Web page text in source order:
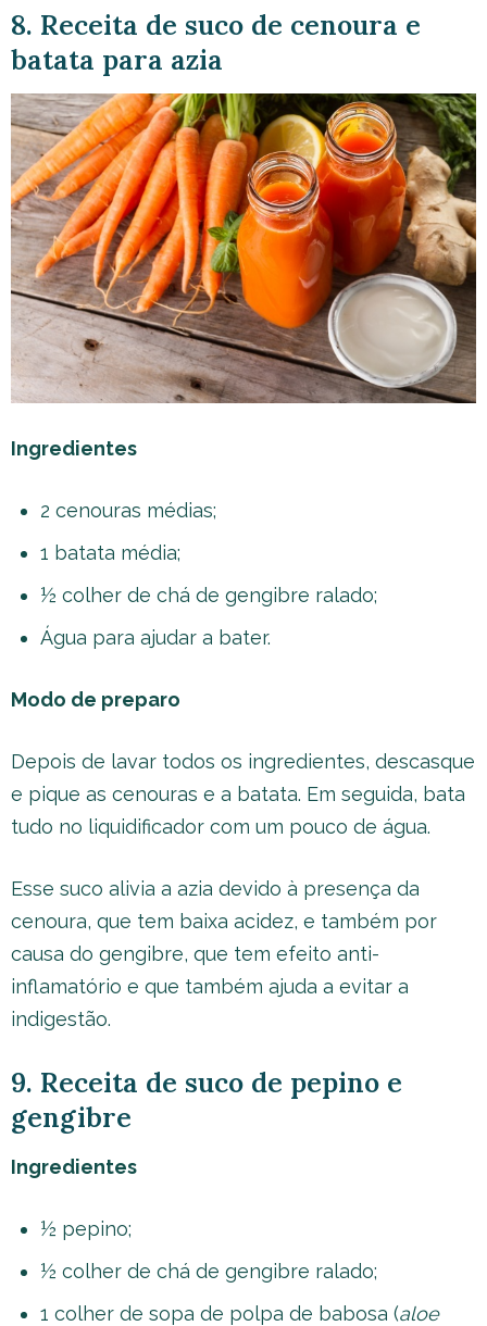
8. Receita de suco de cenoura e
batata para azia
Ingredientes
2 cenouras médias;
1 batata média;
½ colher de chá de gengibre ralado;
Água para ajudar a bater.
Modo de preparo
Depois de lavar todos os ingredientes, descasque
e pique as cenouras e a batata. Em seguida, bata
tudo no liquidificador com um pouco de água.
Esse suco alivia a azia devido à presença da
cenoura, que tem baixa acidez, e também por
causa do gengibre, que tem efeito anti-
inflamatório e que também ajuda a evitar a
indigestão.
9. Receita de suco de pepino e
gengibre
Ingredientes
½ pepino;
½ colher de chá de gengibre ralado;
1 colher de sopa de polpa de babosa (aloe